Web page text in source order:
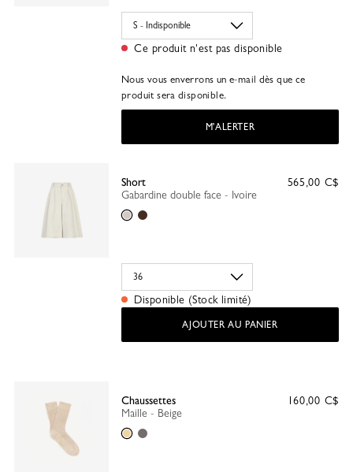
Ce produit n'est pas disponible
Nous vous enverrons un e-mail dès que ce
produit sera disponible.
M'ALERTER
Short
Gabardine double face - Ivoire
IvoireMoka
565,00 C$
Disponible (Stock limité)
AJOUTER AU PANIER
Chaussettes
Maille - Beige
BeigeGris
160,00 C$